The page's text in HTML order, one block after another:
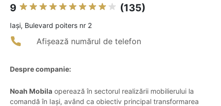
9 (135)
Iaşi, Bulevard poiters nr 2
Afișează numărul de telefon
Despre companie:
Noah Mobila operează în sectorul realizării mobilierului la
comandă în Iași, având ca obiectiv principal transformarea